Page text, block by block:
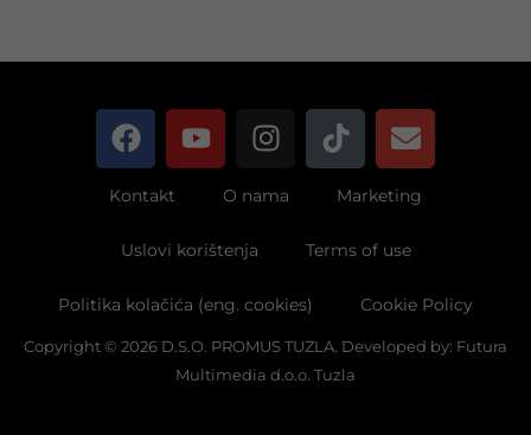
Kontakt O nama Marketing
Uslovi korištenja Terms of use
Politika kolačića (eng. cookies) Cookie Policy
Copyright © 2026 D.S.O. PROMUS TUZLA. Developed by: Futura
Multimedia d.o.o. Tuzla